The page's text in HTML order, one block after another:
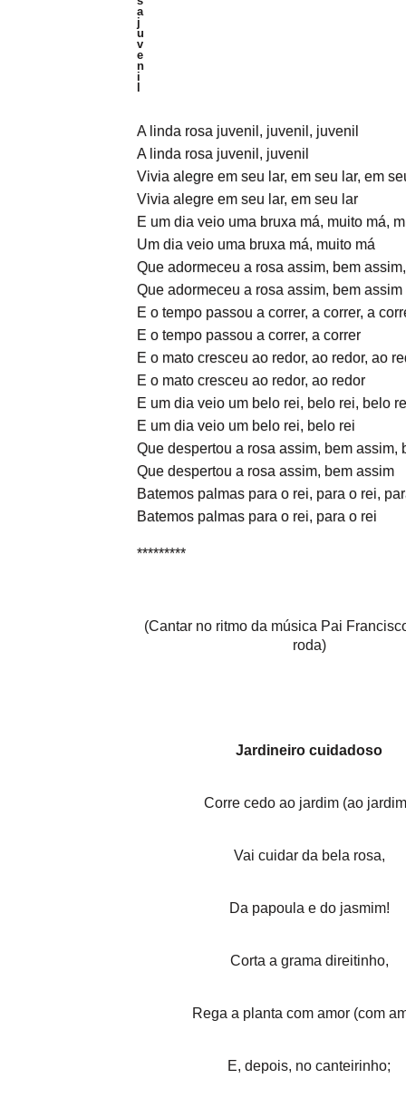
a
j
u
v
e
n
i
l
A linda rosa juvenil, juvenil, juvenil
A linda rosa juvenil, juvenil
Vivia alegre em seu lar, em seu lar, em
Vivia alegre em seu lar, em seu lar
E um dia veio uma bruxa má, muito má,
Um dia veio uma bruxa má, muito má
Que adormeceu a rosa assim, bem
Que adormeceu a rosa assim, bem assim
E o tempo passou a correr, a correr, a
E o tempo passou a correr, a correr
E o mato cresceu ao redor, ao redor, ao
E o mato cresceu ao redor, ao redor
E um dia veio um belo rei, belo rei, belo
E um dia veio um belo rei, belo rei
Que despertou a rosa assim, bem assim,
Que despertou a rosa assim, bem assim
Batemos palmas para o rei, para o rei,
Batemos palmas para o rei, para o rei
*********
(Cantar no ritmo da música Pai
roda)
Jardineiro cuidadoso
Corre cedo ao jardim (ao
Vai cuidar da bela rosa,
Da papoula e do jasmim!
Corta a grama direitinho,
Rega a planta com amor (com
E, depois, no canteirinho;